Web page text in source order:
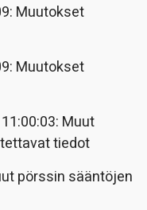
Muutokset
Muutokset
Muut
tiedot
pörssin sääntöjen